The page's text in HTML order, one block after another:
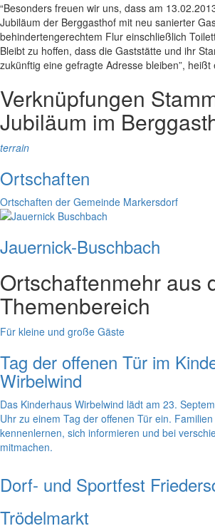
“Besonders freuen wir uns, dass am
Jubiläum der Berggasthof mit neu sanierter
behindertengerechtem Flur einschließlich
Bleibt zu hoffen, dass die Gaststätte und ihr
zukünftig eine gefragte Adresse bleiben”,
Verknüpfungen
Jubiläum im
terrain
Ortschaften
Ortschaften der Gemeinde Markersdorf
Jauernick-Buschbach
Ortschaftenmehr aus
Themenbereich
Für kleine und große Gäste
Tag der offenen Tür im
Wirbelwind
Das Kinderhaus Wirbelwind lädt am 23.
Uhr zu einem Tag der offenen Tür ein.
kennenlernen, sich informieren und bei
mitmachen.
Dorf- und Sportfest
Trödelmarkt